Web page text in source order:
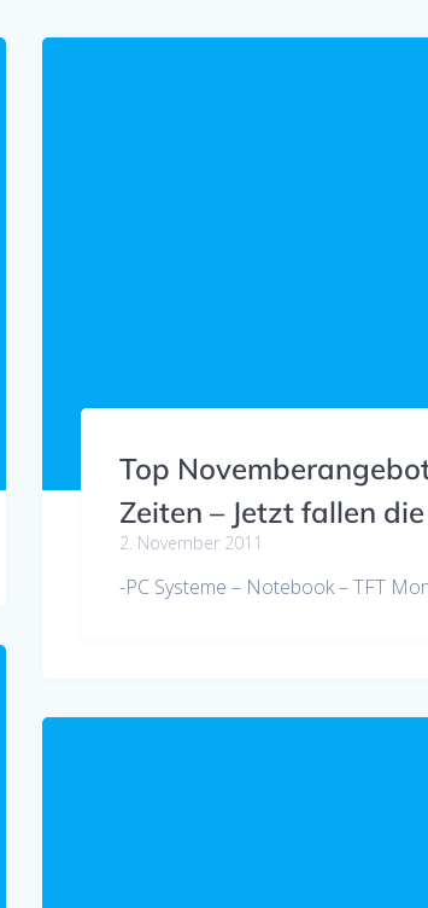
Top
Zeiten – Jetzt fallen
2. November 2011
-PC Systeme – Notebook – TFT